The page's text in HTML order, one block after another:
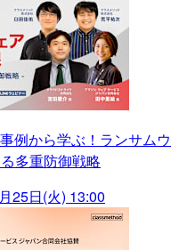
事例から学ぶ！ランサム
多重防御戦略
25日(火) 13:00